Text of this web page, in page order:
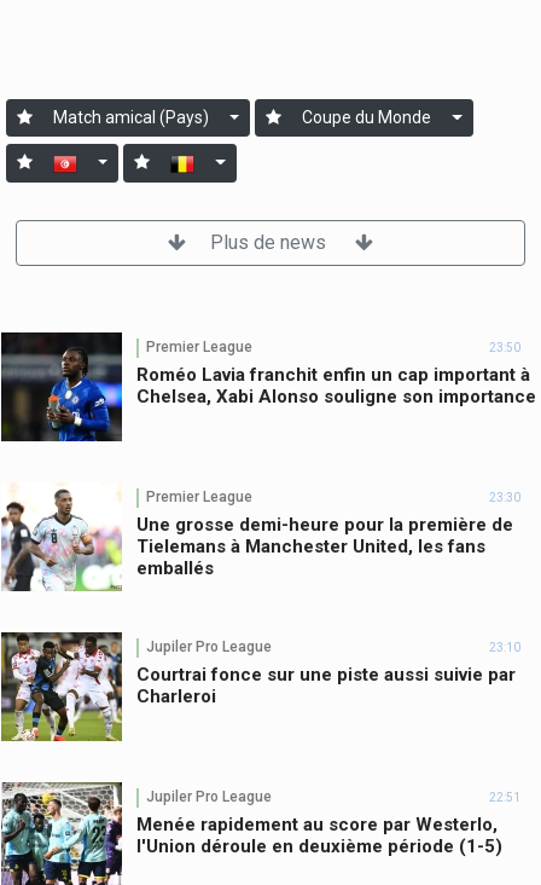
Match amical (Pays) Coupe du Monde
Plus de news
Premier League 23:50
Roméo Lavia franchit enfin un cap important à
Chelsea, Xabi Alonso souligne son importance
Premier League 23:30
Une grosse demi-heure pour la première de
Tielemans à Manchester United, les fans
emballés
Jupiler Pro League 23:10
Courtrai fonce sur une piste aussi suivie par
Charleroi
Jupiler Pro League 22:51
Menée rapidement au score par Westerlo,
l'Union déroule en deuxième période (1-5)